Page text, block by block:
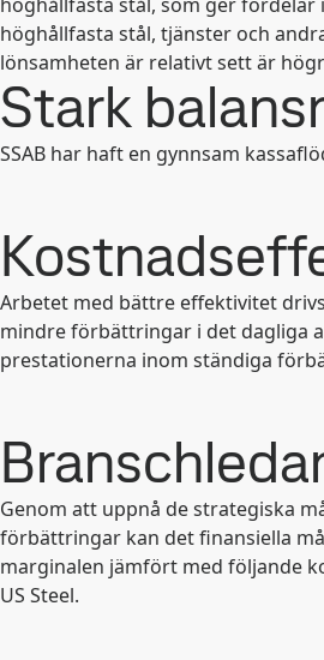
höghållfasta stål, tjänster och
lönsamheten är relativt sett är
Stark
SSAB har haft en gynnsam
Arbetet med bättre effektivitet
mindre förbättringar i det dagliga
prestationerna inom ständiga
Genom att uppnå de strategiska
förbättringar kan det finansiella
marginalen jämfört med följande
US Steel.